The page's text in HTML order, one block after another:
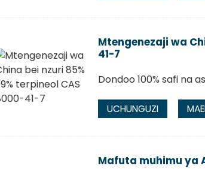
Mtengenezaji wa
41-7
Dondoo 100% safi na
UCHUNGUZI
Mafuta muhimu ya